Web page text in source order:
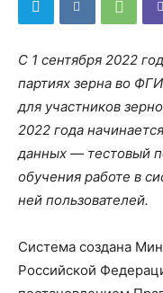
С 1 сентября 2022
партиях зерна во
для участников
2022 года
данных — тестовый
обучения работе в
ней пользователей.
Система создана
Российской